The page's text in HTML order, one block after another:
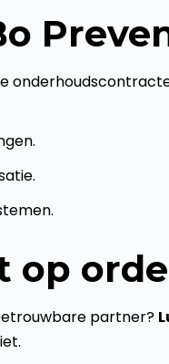
partner?